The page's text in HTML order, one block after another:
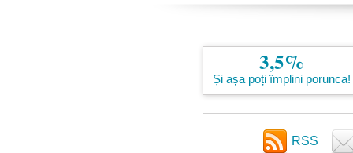
3,5%
Și așa poți împlini porunca!
RSS